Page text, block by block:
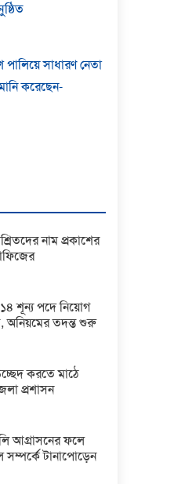
পালিয়ে সাধারণ নেতা
করেছেন-
নাম প্রকাশের
শূন্য পদে নিয়োগ
অনিয়মের তদন্ত শুরু
করতে মাঠে
প্রশাসন
আগ্রাসনের ফলে
সম্পর্কে টানাপোড়েন